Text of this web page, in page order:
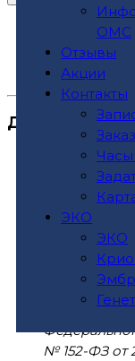
ОМС
Отзывы
Акции
Контакты
ЭКО
ЭКО
Нажимая
я даю свое
соглашения
СОГЛАСИЕ
данных
В
№ 152-ФЗ от